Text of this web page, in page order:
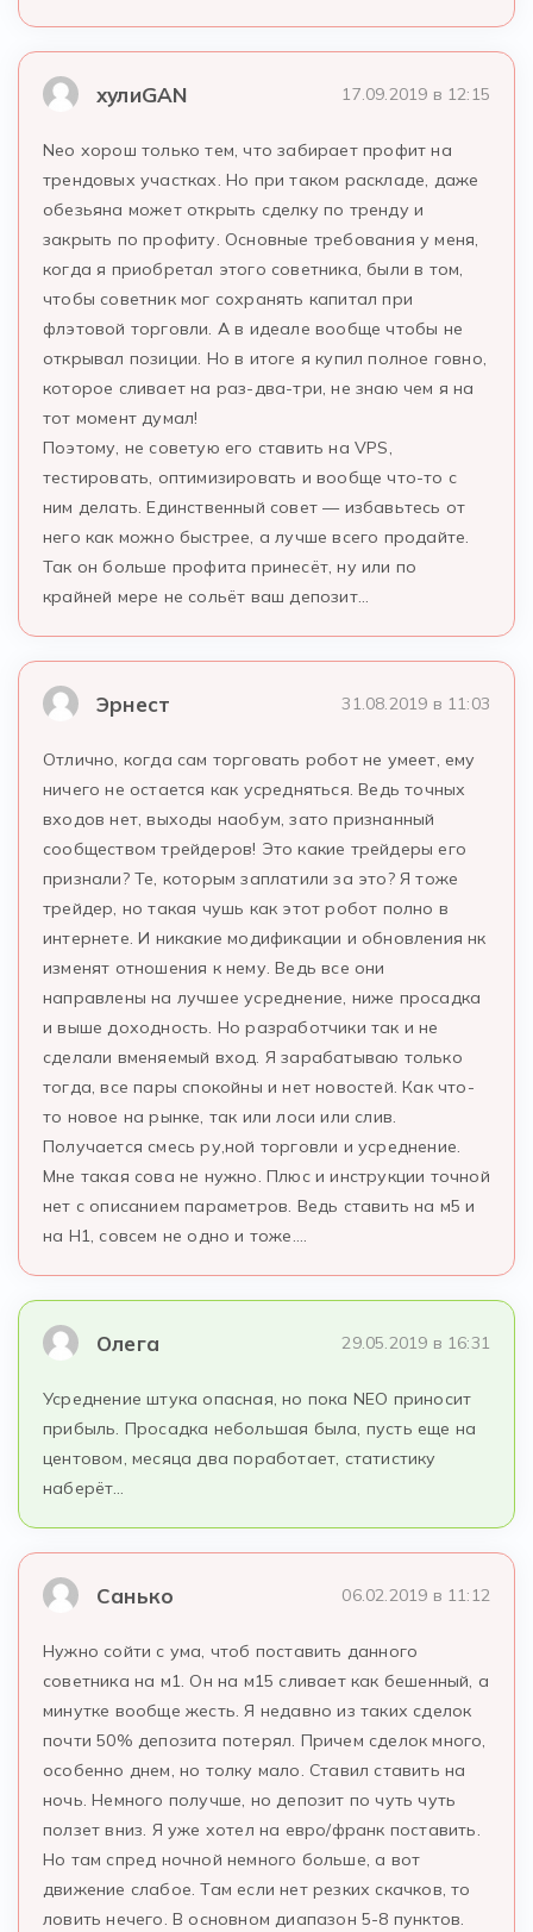
хулиGAN 17.09.2019 в 12:15
Neo хорош только тем, что забирает профит на
трендовых участках. Но при таком раскладе, даже
обезьяна может открыть сделку по тренду и
закрыть по профиту. Основные требования у меня,
когда я приобретал этого советника, были в том,
чтобы советник мог сохранять капитал при
флэтовой торговли. А в идеале вообще чтобы не
открывал позиции. Но в итоге я купил полное говно,
которое сливает на раз-два-три, не знаю чем я на
тот момент думал!
Поэтому, не советую его ставить на VPS,
тестировать, оптимизировать и вообще что-то с
ним делать. Единственный совет — избавьтесь от
него как можно быстрее, а лучше всего продайте.
Так он больше профита принесёт, ну или по
крайней мере не сольёт ваш депозит…
Эрнест 31.08.2019 в 11:03
Отлично, когда сам торговать робот не умеет, ему
ничего не остается как усредняться. Ведь точных
входов нет, выходы наобум, зато признанный
сообществом трейдеров! Это какие трейдеры его
признали? Те, которым заплатили за это? Я тоже
трейдер, но такая чушь как этот робот полно в
интернете. И никакие модификации и обновления нк
изменят отношения к нему. Ведь все они
направлены на лучшее усреднение, ниже просадка
и выше доходность. Но разработчики так и не
сделали вменяемый вход. Я зарабатываю только
тогда, все пары спокойны и нет новостей. Как что-
то новое на рынке, так или лоси или слив.
Получается смесь ру,ной торговли и усреднение.
Мне такая сова не нужно. Плюс и инструкции точной
нет с описанием параметров. Ведь ставить на м5 и
на H1, совсем не одно и тоже….
Олега 29.05.2019 в 16:31
Усреднение штука опасная, но пока NEO приносит
прибыль. Просадка небольшая была, пусть еще на
центовом, месяца два поработает, статистику
наберёт…
Санько 06.02.2019 в 11:12
Нужно сойти с ума, чтоб поставить данного
советника на м1. Он на м15 сливает как бешенный, а
минутке вообще жесть. Я недавно из таких сделок
почти 50% депозита потерял. Причем сделок много,
особенно днем, но толку мало. Ставил ставить на
ночь. Немного получше, но депозит по чуть чуть
ползет вниз. Я уже хотел на евро/франк поставить.
Но там спред ночной немного больше, а вот
движение слабое. Там если нет резких скачков, то
ловить нечего. В основном диапазон 5-8 пунктов.